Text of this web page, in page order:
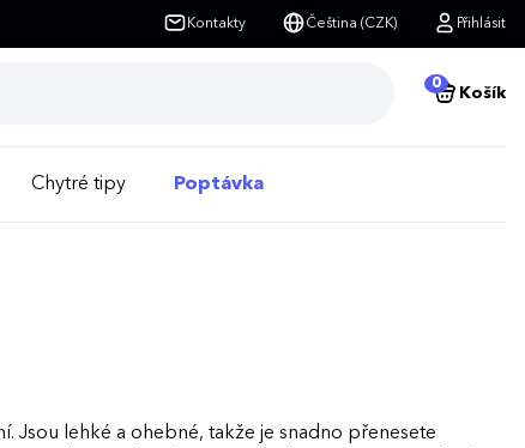
Kontakty Čeština (CZK) Přihlásit
0
Košík
Chytré tipy Poptávka
Jsou lehké a ohebné, takže je snadno přenesete